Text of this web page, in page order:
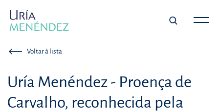
Voltar à lista
Uría Menéndez - Proença de
Carvalho, reconhecida pela